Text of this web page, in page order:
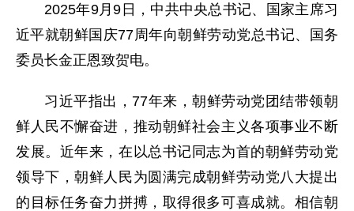
2025年9月9日，中共中央总书记、国家主席习
近平就朝鲜国庆77周年向朝鲜劳动党总书记、国务
委员长金正恩致贺电。
习近平指出，77年来，朝鲜劳动党团结带领朝
鲜人民不懈奋进，推动朝鲜社会主义各项事业不断
发展。近年来，在以总书记同志为首的朝鲜劳动党
领导下，朝鲜人民为圆满完成朝鲜劳动党八大提出
的目标任务奋力拼搏，取得很多可喜成就。相信朝